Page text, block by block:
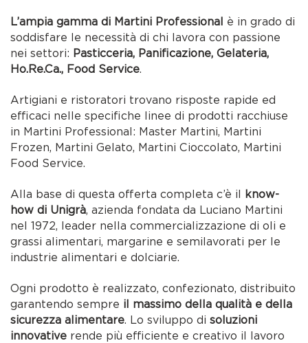
L’ampia gamma di Martini Professional è in grado di
soddisfare le necessità di chi lavora con passione
nei settori: Pasticceria, Panificazione, Gelateria,
Ho.Re.Ca., Food Service.
Artigiani e ristoratori trovano risposte rapide ed
efficaci nelle specifiche linee di prodotti racchiuse
in Martini Professional: Master Martini, Martini
Frozen, Martini Gelato, Martini Cioccolato, Martini
Food Service.
Alla base di questa offerta completa c’è il know-
how di Unigrà, azienda fondata da Luciano Martini
nel 1972, leader nella commercializzazione di oli e
grassi alimentari, margarine e semilavorati per le
industrie alimentari e dolciarie.
Ogni prodotto è realizzato, confezionato, distribuito
garantendo sempre il massimo della qualità e della
sicurezza alimentare. Lo sviluppo disoluzioni
innovative rende più efficiente e creativo il lavoro